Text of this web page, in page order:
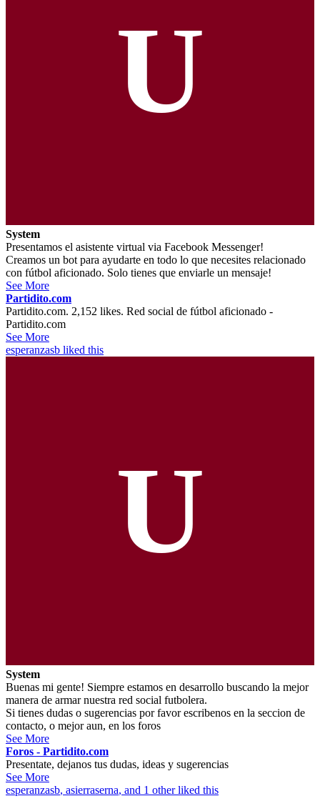
U
System
Presentamos el asistente virtual via Facebook Messenger!
Creamos un bot para ayudarte en todo lo que necesites relacionado
con fútbol aficionado. Solo tienes que enviarle un mensaje!
See More
Partidito.com
Partidito.com. 2,152 likes. Red social de fútbol aficionado -
Partidito.com
See More
esperanzasb liked this
U
System
Buenas mi gente! Siempre estamos en desarrollo buscando la mejor
manera de armar nuestra red social futbolera.
Si tienes dudas o sugerencias por favor escribenos en la seccion de
contacto, o mejor aun, en los foros
See More
Foros - Partidito.com
Presentate, dejanos tus dudas, ideas y sugerencias
See More
esperanzasb, asierraserna, and 1 other liked this